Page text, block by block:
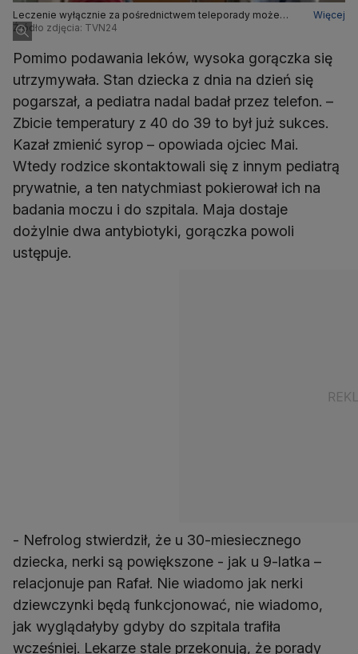
Leczenie wyłącznie za pośrednictwem teleporady może
prowadzić do dramatycznych skutków
Więcej
Źródło zdjęcia: TVN24
Pomimo podawania leków, wysoka gorączka się
utrzymywała. Stan dziecka z dnia na dzień się
pogarszał, a pediatra nadal badał przez telefon. –
Zbicie temperatury z 40 do 39 to był już sukces.
Kazał zmienić syrop – opowiada ojciec Mai.
Wtedy rodzice skontaktowali się z innym pediatrą
prywatnie, a ten natychmiast pokierował ich na
badania moczu i do szpitala. Maja dostaje
dożylnie dwa antybiotyki, gorączka powoli
ustępuje.
- Nefrolog stwierdził, że u 30-miesiecznego
dziecka, nerki są powiększone - jak u 9-latka –
relacjonuje pan Rafał. Nie wiadomo jak nerki
dziewczynki będą funkcjonować, nie wiadomo,
jak wyglądałyby gdyby do szpitala trafiła
wcześniej. Lekarze stale przekonują, że porady